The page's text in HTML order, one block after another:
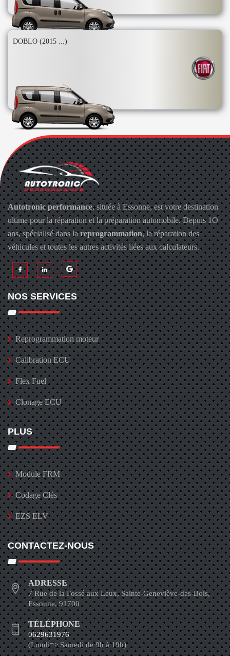
DOBLO (2015 ...)
Autotronic performance, située à Essonne, est votre destination
ultime pour la réparation et la préparation automobile. Depuis 1O
ans, spécialisé dans lareprogrammation, la réparation des
véhicules et toutes les autres activités liées aux calculateurs.
NOS SERVICES
Reprogrammation moteur
Calibration ECU
Flex Fuel
Clonage ECU
PLUS
Module FRM
Codage Clés
EZS ELV
CONTACTEZ-NOUS
ADRESSE
7 Rue de la Fossé aux Leux, Sainte-Geneviève-des-Bois,
Essonne, 91700
TÉLÉPHONE
0629631976
(Lundi=> Samedi de 9h à 19h)